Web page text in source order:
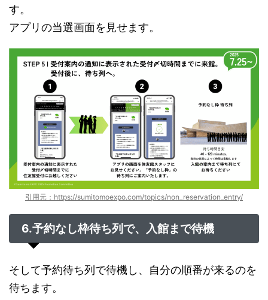
す。
アプリの当選画面を見せます。
引用元：https://sumitomoexpo.com/topics/non_reservation_entry/
6.予約なし枠待ち列で、入館まで待機
そして予約待ち列で待機し、自分の順番が来るのを
待ちます。